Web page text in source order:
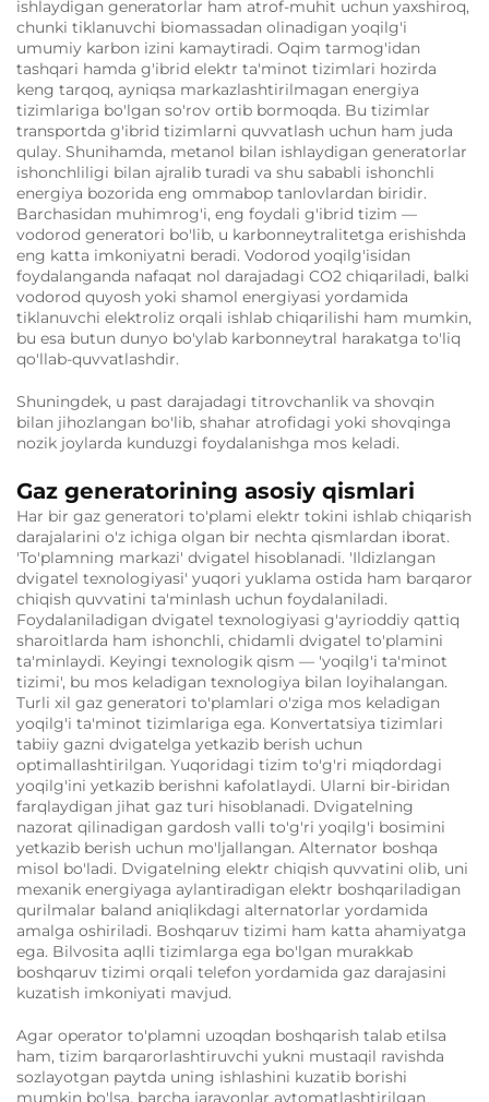
ishlaydigan generatorlar ham atrof-muhit uchun yaxshiroq,
chunki tiklanuvchi biomassadan olinadigan yoqilg'i
umumiy karbon izini kamaytiradi. Oqim tarmog'idan
tashqari hamda g'ibrid elektr ta'minot tizimlari hozirda
keng tarqoq, ayniqsa markazlashtirilmagan energiya
tizimlariga bo'lgan so'rov ortib bormoqda. Bu tizimlar
transportda g'ibrid tizimlarni quvvatlash uchun ham juda
qulay. Shunihamda, metanol bilan ishlaydigan generatorlar
ishonchliligi bilan ajralib turadi va shu sababli ishonchli
energiya bozorida eng ommabop tanlovlardan biridir.
Barchasidan muhimrog'i, eng foydali g'ibrid tizim —
vodorod generatori bo'lib, u karbonneytralitetga erishishda
eng katta imkoniyatni beradi. Vodorod yoqilg'isidan
foydalanganda nafaqat nol darajadagi CO2 chiqariladi, balki
vodorod quyosh yoki shamol energiyasi yordamida
tiklanuvchi elektroliz orqali ishlab chiqarilishi ham mumkin,
bu esa butun dunyo bo'ylab karbonneytral harakatga to'liq
qo'llab-quvvatlashdir.
Shuningdek, u past darajadagi titrovchanlik va shovqin
bilan jihozlangan bo'lib, shahar atrofidagi yoki shovqinga
nozik joylarda kunduzgi foydalanishga mos keladi.
Gaz generatorining asosiy qismlari
Har bir gaz generatori to'plami elektr tokini ishlab chiqarish
darajalarini o'z ichiga olgan bir nechta qismlardan iborat.
'To'plamning markazi' dvigatel hisoblanadi. 'Ildizlangan
dvigatel texnologiyasi' yuqori yuklama ostida ham barqaror
chiqish quvvatini ta'minlash uchun foydalaniladi.
Foydalaniladigan dvigatel texnologiyasi g'ayrioddiy qattiq
sharoitlarda ham ishonchli, chidamli dvigatel to'plamini
ta'minlaydi. Keyingi texnologik qism — 'yoqilg'i ta'minot
tizimi', bu mos keladigan texnologiya bilan loyihalangan.
Turli xil gaz generatori to'plamlari o'ziga mos keladigan
yoqilg'i ta'minot tizimlariga ega. Konvertatsiya tizimlari
tabiiy gazni dvigatelga yetkazib berish uchun
optimallashtirilgan. Yuqoridagi tizim to'g'ri miqdordagi
yoqilg'ini yetkazib berishni kafolatlaydi. Ularni bir-biridan
farqlaydigan jihat gaz turi hisoblanadi. Dvigatelning
nazorat qilinadigan gardosh valli to'g'ri yoqilg'i bosimini
yetkazib berish uchun mo'ljallangan. Alternator boshqa
misol bo'ladi. Dvigatelning elektr chiqish quvvatini olib, uni
mexanik energiyaga aylantiradigan elektr boshqariladigan
qurilmalar baland aniqlikdagi alternatorlar yordamida
amalga oshiriladi. Boshqaruv tizimi ham katta ahamiyatga
ega. Bilvosita aqlli tizimlarga ega bo'lgan murakkab
boshqaruv tizimi orqali telefon yordamida gaz darajasini
kuzatish imkoniyati mavjud.
Agar operator to'plamni uzoqdan boshqarish talab etilsa
ham, tizim barqarorlashtiruvchi yukni mustaqil ravishda
sozlayotgan paytda uning ishlashini kuzatib borishi
mumkin bo'lsa, barcha jarayonlar avtomatlashtirilgan